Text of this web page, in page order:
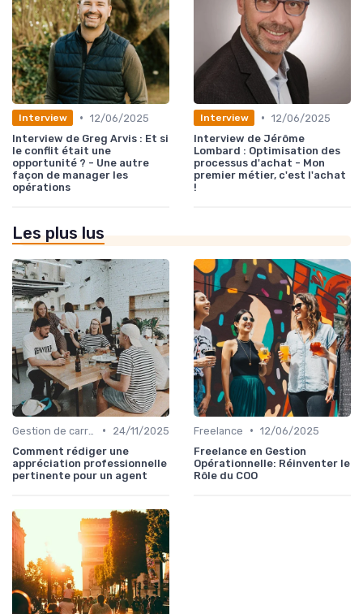
Interview • 12/06/2025
Interview de Greg Arvis : Et si
le conflit était une
opportunité ? - Une autre
façon de manager les
opérations
Interview • 12/06/2025
Interview de Jérôme
Lombard : Optimisation des
processus d'achat - Mon
premier métier, c'est l'achat
!
Les plus lus
•
24/11/2025
Comment rédiger une
appréciation professionnelle
pertinente pour un agent
Freelance • 12/06/2025
Freelance en Gestion
Opérationnelle: Réinventer le
Rôle du COO